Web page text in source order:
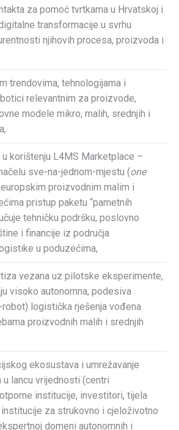
za pomoć tvrtkama u Hrvatskoj i
transformacije u svrhu
njihovih procesa, proizvoda i
trendovima, tehnologijama i
relevantnim za proizvode,
modele mikro, malih, srednjih i
korištenju L4MS Marketplace –
sve-na-jednom-mjestu (one
proizvodnim malim i
pristup paketu “pametnih
tehničku podršku, poslovno
i financije iz područja
u poduzećima,
vezana uz pilotske eksperimente,
visoko autonomna, podesiva
logistička rješenja vođena
proizvodnih malih i srednjih
ekosustava i umrežavanje
lancu vrijednosti (centri
institucije, investitori, tijela
institucije za strukovno i cjeloživotno
domeni autonomnih i